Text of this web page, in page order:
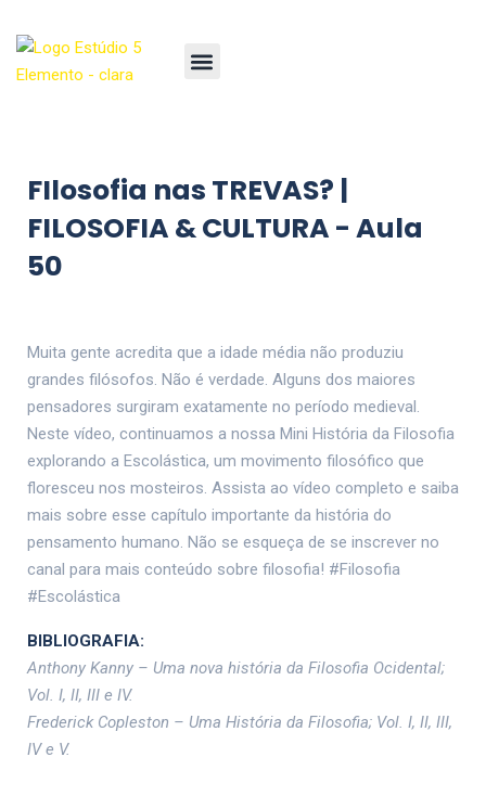
FIlosofia nas TREVAS? |
FILOSOFIA & CULTURA - Aula
50
Muita gente acredita que a idade média não produziu
grandes filósofos. Não é verdade. Alguns dos maiores
pensadores surgiram exatamente no período medieval.
Neste vídeo, continuamos a nossa Mini História da Filosofia
explorando a Escolástica, um movimento filosófico que
floresceu nos mosteiros. Assista ao vídeo completo e saiba
mais sobre esse capítulo importante da história do
pensamento humano. Não se esqueça de se inscrever no
canal para mais conteúdo sobre filosofia! #Filosofia
#Escolástica
BIBLIOGRAFIA:
Anthony Kanny – Uma nova história da Filosofia Ocidental;
Vol. I, II, III e IV.
Frederick Copleston – Uma História da Filosofia; Vol. I, II, III,
IV e V.